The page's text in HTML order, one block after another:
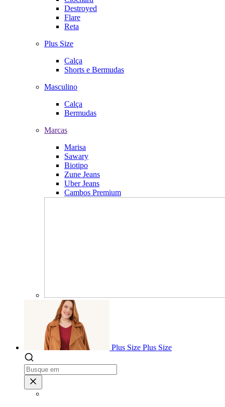
Destroyed
Flare
Reta
Plus Size
Calça
Shorts e Bermudas
Masculino
Calça
Bermudas
Marcas
Marisa
Sawary
Biotipo
Zune Jeans
Uber Jeans
Cambos Premium
Plus Size Plus Size